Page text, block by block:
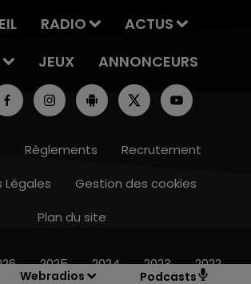
Webradios Podcasts
- 14h00
RADIO
ACTUS
JEUX ANNONCEURS
Règlements
Recrutement
Légales
Gestion des cookies
Plan du site
2025 2024 2023 2022